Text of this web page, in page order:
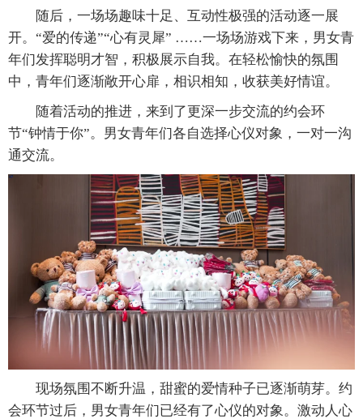
随后，一场场趣味十足、互动性极强的活动逐一展
开。“爱的传递”“心有灵犀” ……一场场游戏下来，男女青
年们发挥聪明才智，积极展示自我。在轻松愉快的氛围
中，青年们逐渐敞开心扉，相识相知，收获美好情谊。
随着活动的推进，来到了更深一步交流的约会环
节“钟情于你”。男女青年们各自选择心仪对象，一对一沟
通交流。
现场氛围不断升温，甜蜜的爱情种子已逐渐萌芽。约
会环节过后，男女青年们已经有了心仪的对象。激动人心